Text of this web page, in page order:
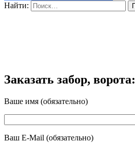
Найти:
Заказать забор, ворота:
Ваше имя (обязательно)
Ваш E-Mail (обязательно)